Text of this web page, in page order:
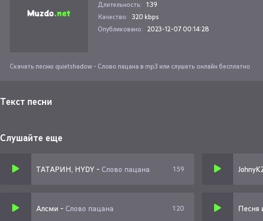
Длительность: 1:39
Качество: 320 kbps
Опубликовано: 2023-12-07 00:14:28
Скачать песню quietshadow - Слово пацана в mp3 или слушать онлайн бесплатно
Текст песни
Слушайте еще
ТАТАРИН, HYDY - Слово пацана 1:59
Алсми - Слово пацана 1:20 Песня